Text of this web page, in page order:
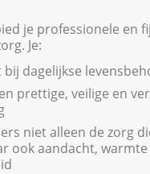
je professionele en
Je:
dagelijkse
prettige, veilige en
niet alleen de zorg
ook aandacht,